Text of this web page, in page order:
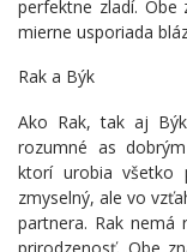
perfektne zladí.
mierne usporiada
Rak a Býk
Ako Rak, tak aj
rozumné as
ktorí urobia všetko
zmyselný, ale vo
partnera. Rak